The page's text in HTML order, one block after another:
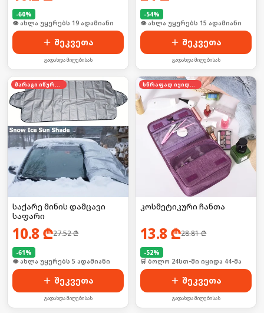
-60%
🛒 ბოლო 24სთ-ში იყიდა 24-მა
შეკვეთა
გადახდა მიღებისას
-54%
🛒 ბოლო 24სთ-ში იყიდა 20-მა
შეკვეთა
გადახდა მიღებისას
მარაგი იწურება
საქარე მინის დამცავი
საფარი
10.8 ₾27.52₾
-61%
🛒 ბოლო 24სთ-ში იყიდა 53-მა
შეკვეთა
გადახდა მიღებისას
სწრაფად იყიდება
კოსმეტიკური ჩანთა
13.8 ₾28.81₾
-52%
🛒 ბოლო 24სთ-ში იყიდა 44-მა
შეკვეთა
გადახდა მიღებისას